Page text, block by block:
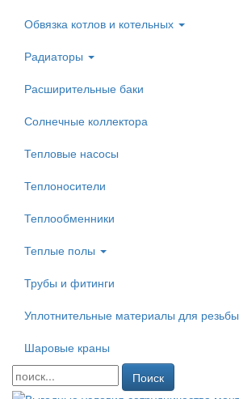
Обвязка котлов и котельных
Радиаторы
Расширительные баки
Солнечные коллектора
Тепловые насосы
Теплоносители
Теплообменники
Теплые полы
Трубы и фитинги
Уплотнительные материалы для резьбы
Шаровые краны
Поиск